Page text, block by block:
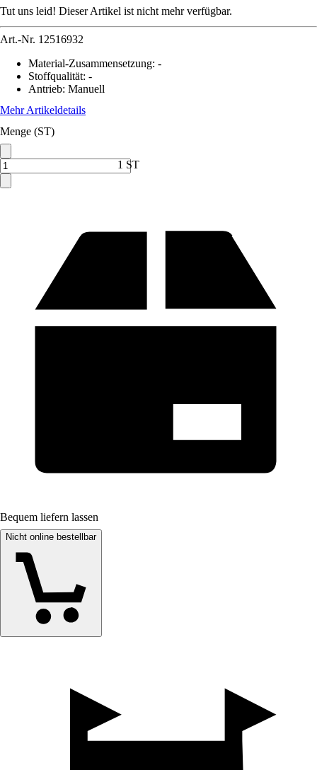
Tut uns leid! Dieser Artikel ist nicht mehr verfügbar.
Art.-Nr. 12516932
Material-Zusammensetzung: -
Stoffqualität: -
Antrieb: Manuell
Mehr Artikeldetails
Menge (ST)
1 ST
Bequem liefern lassen
Nicht online bestellbar